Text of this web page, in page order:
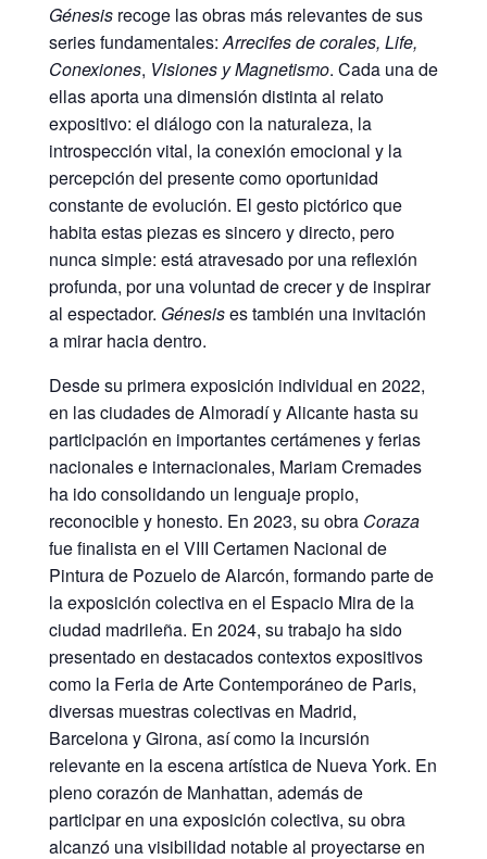
Génesisrecoge las obras más relevantes de sus
series fundamentales:Arrecifes de corales, Life,
Conexiones, Visiones y Magnetismo. Cada una de
ellas aporta una dimensión distinta al relato
expositivo: el diálogo con la naturaleza, la
introspección vital, la conexión emocional y la
percepción del presente como oportunidad
constante de evolución. El gesto pictórico que
habita estas piezas es sincero y directo, pero
nunca simple: está atravesado por una reflexión
profunda, por una voluntad de crecer y de inspirar
al espectador. Génesises también una invitación
a mirar hacia dentro.
Desde su primera exposición individual en 2022,
en las ciudades de Almoradí y Alicante hasta su
participación en importantes certámenes y ferias
nacionales e internacionales, Mariam Cremades
ha ido consolidando un lenguaje propio,
reconocible y honesto. En 2023, su obra Coraza
fue finalista en el VIII Certamen Nacional de
Pintura de Pozuelo de Alarcón, formando parte de
la exposición colectiva en el Espacio Mira de la
ciudad madrileña. En 2024, su trabajo ha sido
presentado en destacados contextos expositivos
como la Feria de Arte Contemporáneo de Paris,
diversas muestras colectivas en Madrid,
Barcelona y Girona, así como la incursión
relevante en la escena artística de Nueva York. En
pleno corazón de Manhattan, además de
participar en una exposición colectiva, su obra
alcanzó una visibilidad notable al proyectarse en